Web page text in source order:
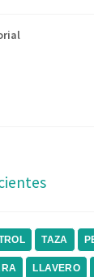
TAZA
LLAVERO